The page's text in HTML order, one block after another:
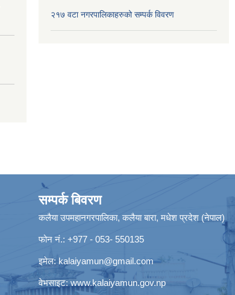
२१७ वटा नगरपालिकाहरुको सम्पर्क विवरण
सम्पर्क बिवरण
कलैया उपमहानगरपालिका, कलैया बारा, मधेश प्रदेश (नेपाल)
फोन नं.: +977 - 053- 550135
इमेल: kalaiyamun@gmail.com
वेभसाइट:www.kalaiyamun.gov.np